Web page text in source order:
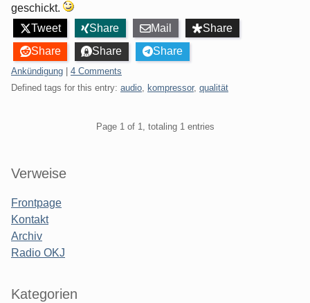
geschickt.
Tweet
Share Mail
Share
Share
Share Share
Categories:
Ankündigung
4 Comments
Defined tags for this entry: audio, kompressor, qualität
Page 1 of 1, totaling 1 entries
Sidebar
Verweise
Frontpage
Kontakt
Archiv
Radio OKJ
Kategorien